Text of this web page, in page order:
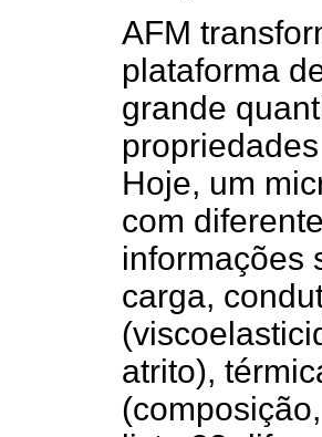
AFM
plataforma
grande
Hoje, um
com
informações
carga,
atrito),